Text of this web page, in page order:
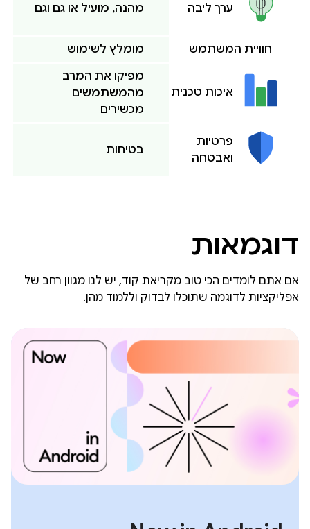
ערך ליבה מהנה, מועיל או גם וגם
חוויית המשתמש מומלץ לשימוש
איכות טכנית
מפיקו את המרב
מהמשתמשים
מכשירים
פרטיות
ואבטחה
בטיחות
דוגמאות
אם אתם לומדים הכי טוב מקריאת קוד, יש לנו מגוון רחב של
אפליקציות לדוגמה שתוכלו לבדוק וללמוד מהן.